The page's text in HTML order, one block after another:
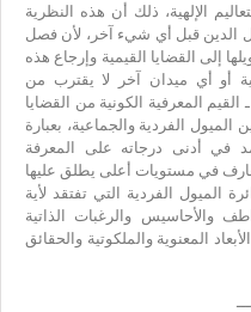
الإلهية، ذلك أن هذه النظرية
الدين قبل أي شيء آخر، لأن فصل
إلى القضايا القيمية وإرجاع هذه
أو أي ميدان آخر لا يقترب من
المعرفية الكونية من القضايا
الميول الفردية والجماعية، بعبارة
في أدنى درجاته على المعرفة
معارف في مستويات أعلى يطلق عليها
الميول الفردية التي تفتقد لأية
والأحاسيس والرغبات الذاتية
المعنوية والملكوتية والحقائق